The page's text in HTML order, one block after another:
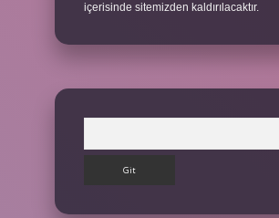
içerisinde sitemizden kaldırılacaktır.